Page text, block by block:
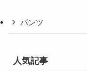
パンツ
人気記事